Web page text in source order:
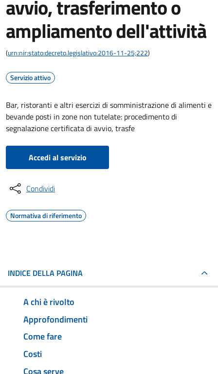
avvio, trasferimento o
ampliamento dell'attività
(urn:nir:stato:decreto.legislativo:2016-11-25;222)
Servizio attivo
Bar, ristoranti e altri esercizi di somministrazione di alimenti e
bevande posti in zone non tutelate: procedimento di
segnalazione certificata di avvio, trasfe
Accedi al servizio
Condividi
Normativa di riferimento
INDICE DELLA PAGINA
A chi è rivolto
Approfondimenti
Come fare
Costi
Cosa serve